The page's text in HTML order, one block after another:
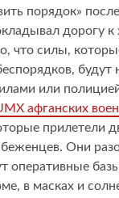
порядок»
дорогу к
что силы,
будут
или
афганских
прилетели
Они
оперативные
в масках и